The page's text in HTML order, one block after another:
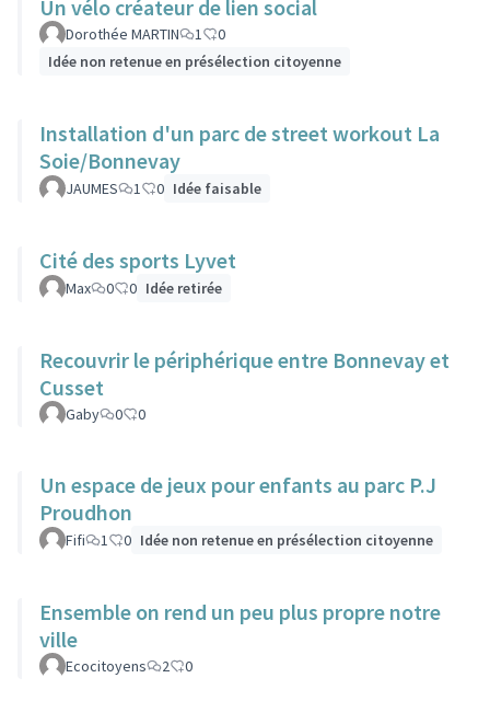
Un vélo créateur de lien social
Dorothée MARTIN 1
0
Idée non retenue en présélection citoyenne
Installation d'un parc de street workout La
Soie/Bonnevay
JAUMES 1 0 Idée faisable
Cité des sports Lyvet
Max 0 0 Idée retirée
Recouvrir le périphérique entre Bonnevay et
Cusset
Gaby 0 0
Un espace de jeux pour enfants au parc P.J
Proudhon
Fifi 1 0 Idée non retenue en présélection citoyenne
Ensemble on rend un peu plus propre notre
ville
Ecocitoyens 2 0